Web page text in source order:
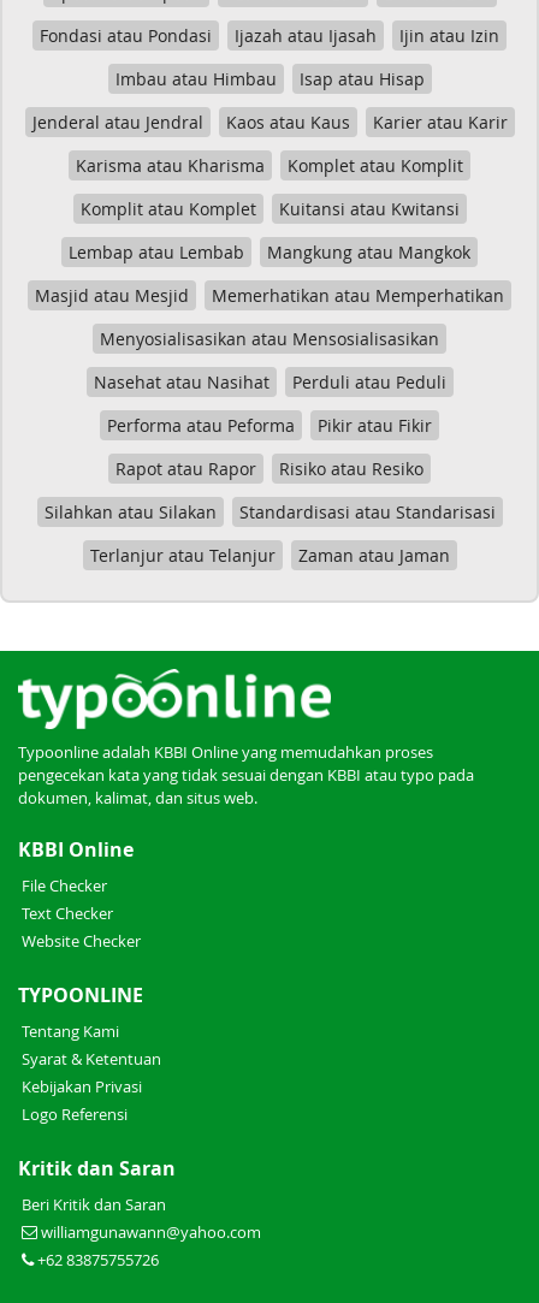
Fondasi atau Pondasi
Ijazah atau Ijasah
Ijin atau Izin
Imbau atau Himbau
Isap atau Hisap
Jenderal atau Jendral
Kaos atau Kaus
Karier atau Karir
Karisma atau Kharisma
Komplet atau Komplit
Komplit atau Komplet
Kuitansi atau Kwitansi
Lembap atau Lembab
Mangkung atau Mangkok
Masjid atau Mesjid
Memerhatikan atau Memperhatikan
Menyosialisasikan atau Mensosialisasikan
Nasehat atau Nasihat
Perduli atau Peduli
Performa atau Peforma
Pikir atau Fikir
Rapot atau Rapor
Risiko atau Resiko
Silahkan atau Silakan
Standardisasi atau Standarisasi
Terlanjur atau Telanjur
Zaman atau Jaman
Typoonline adalah KBBI Online yang memudahkan proses
pengecekan kata yang tidak sesuai dengan KBBI atau typo pada
dokumen, kalimat, dan situs web.
KBBI Online
File Checker
Text Checker
Website Checker
TYPOONLINE
Tentang Kami
Syarat & Ketentuan
Kebijakan Privasi
Logo Referensi
Kritik dan Saran
Beri Kritik dan Saran
williamgunawann@yahoo.com
+62 83875755726